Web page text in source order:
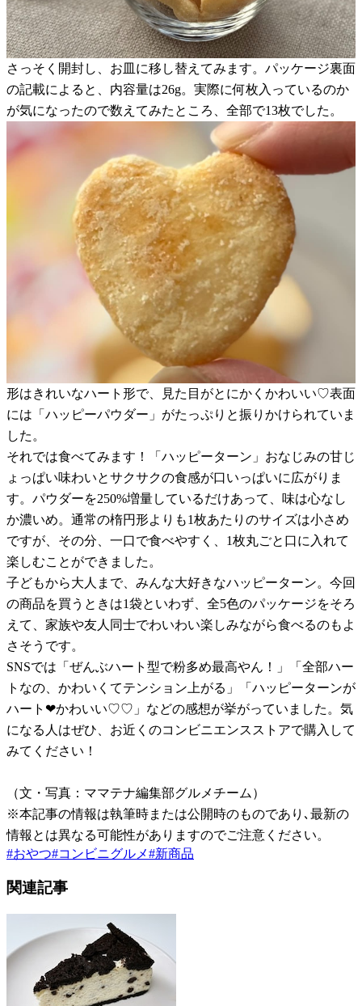
さっそく開封し、お皿に移し替えてみます。パッケージ裏面
の記載によると、内容量は26g。実際に何枚入っているのか
が気になったので数えてみたところ、全部で13枚でした。
形はきれいなハート形で、見た目がとにかくかわいい♡表面
には「ハッピーパウダー」がたっぷりと振りかけられていま
した。
それでは食べてみます！「ハッピーターン」おなじみの甘じ
ょっぱい味わいとサクサクの食感が口いっぱいに広がりま
す。パウダーを250%増量しているだけあって、味は心なし
か濃いめ。通常の楕円形よりも1枚あたりのサイズは小さめ
ですが、その分、一口で食べやすく、1枚丸ごと口に入れて
楽しむことができました。
子どもから大人まで、みんな大好きなハッピーターン。今回
の商品を買うときは1袋といわず、全5色のパッケージをそろ
えて、家族や友人同士でわいわい楽しみながら食べるのもよ
さそうです。
SNSでは「ぜんぶハート型で粉多め最高やん！」「全部ハー
トなの、かわいくてテンション上がる」「ハッピーターンが
ハート❤︎かわいい♡♡」などの感想が挙がっていました。気
になる人はぜひ、お近くのコンビニエンスストアで購入して
みてください！
（文・写真：ママテナ編集部グルメチーム）
※本記事の情報は執筆時または公開時のものであり､最新の
情報とは異なる可能性がありますのでご注意ください。
#おやつ#コンビニグルメ#新商品
関連記事